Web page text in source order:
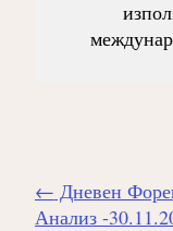
Навигиране
на
← Дневен
Анализ -